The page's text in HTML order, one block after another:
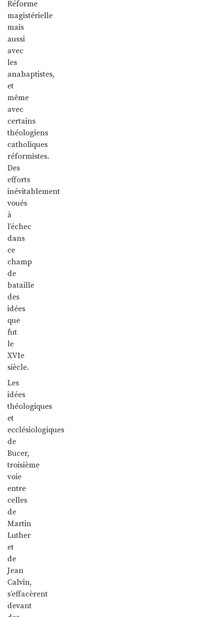
Réforme
magistérielle
mais
aussi
avec
les
anabaptistes,
et
même
avec
certains
théologiens
catholiques
réformistes.
Des
efforts
inévitablement
voués
à
l’échec
dans
ce
champ
de
bataille
des
idées
que
fut
le
XVIe
siècle.
Les
idées
théologiques
et
ecclésiologiques
de
Bucer,
troisième
voie
entre
celles
de
Martin
Luther
et
de
Jean
Calvin,
s’effacèrent
devant